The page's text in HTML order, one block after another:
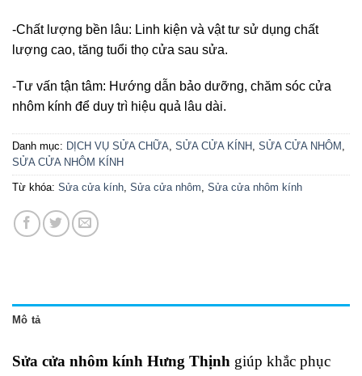
-Chất lượng bền lâu: Linh kiện và vật tư sử dụng chất
lượng cao, tăng tuổi thọ cửa sau sửa.
-Tư vấn tận tâm: Hướng dẫn bảo dưỡng, chăm sóc cửa
nhôm kính để duy trì hiệu quả lâu dài.
Danh mục: DỊCH VỤ SỬA CHỮA, SỬA CỬA KÍNH , SỬA CỬA NHÔM ,
SỬA CỬA NHÔM KÍNH
Từ khóa: Sửa cửa kính, Sửa cửa nhôm, Sửa cửa nhôm kính
Mô tả
Sửa cửa nhôm kính Hưng Thịnh giúp khắc phục